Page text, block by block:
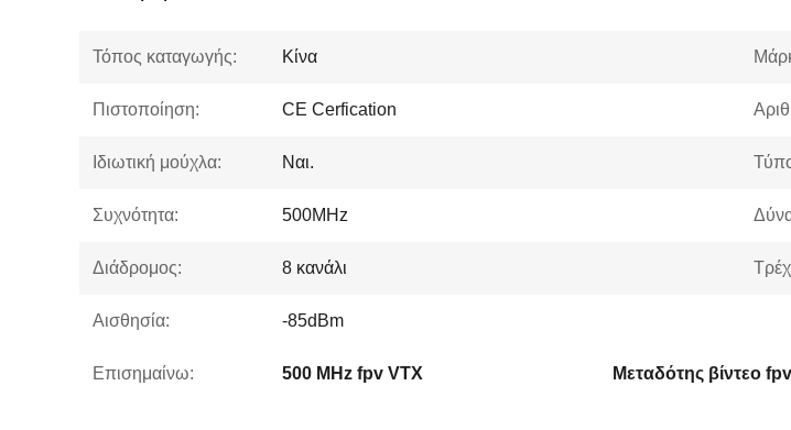
Τόπος καταγωγής: Κίνα
Πιστοποίηση: CE Cerfication
Ιδιωτική μούχλα: Ναι.
Συχνότητα: 500MHz
Διάδρομος: 8 κανάλι
Αισθησία: -85dBm
Επισημαίνω: 500 MHz fpv VTX Μεταδότης βίντεο